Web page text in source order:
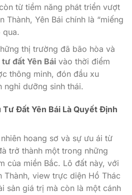
từ tiềm năng phát triển vượt
Thành, Yên Bái chính là “miếng
qua.
thị trường đã bão hòa và
tư đất Yên Báivào thời điểm
thông minh, đón đầu xu
nghỉ dưỡng sinh thái.
Tư Đất Yên Bái Là Quyết Định
hoang sơ và sự ưu ái từ
trở thành một trong những
của miền Bắc. Lô đất này, với
Thành, view trực diện Hồ Thác
sản giá trị mà còn là một cánh